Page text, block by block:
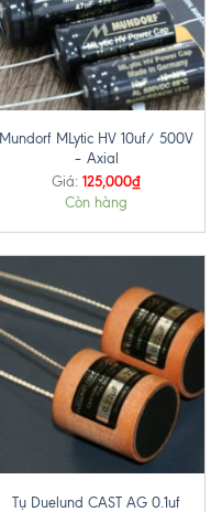
Mundorf MLytic HV 10uf/ 500V
– Axial
Giá: 125,000₫
Còn hàng
Tụ Duelund CAST AG 0.1uf